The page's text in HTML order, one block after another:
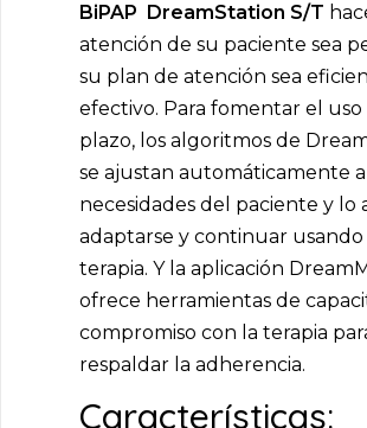
BiPAP DreamStation S/T
atención de su paciente sea
su plan de atención sea
efectivo. Para fomentar el uso
plazo, los algoritmos de
se ajustan automáticamente a
necesidades del paciente y lo
adaptarse y continuar usando
terapia. Y la aplicación
ofrece herramientas de
compromiso con la terapia
respaldar la adherencia.
Características: